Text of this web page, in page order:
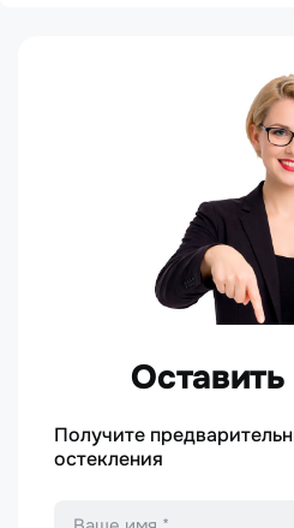
Получите
остекления
Имя